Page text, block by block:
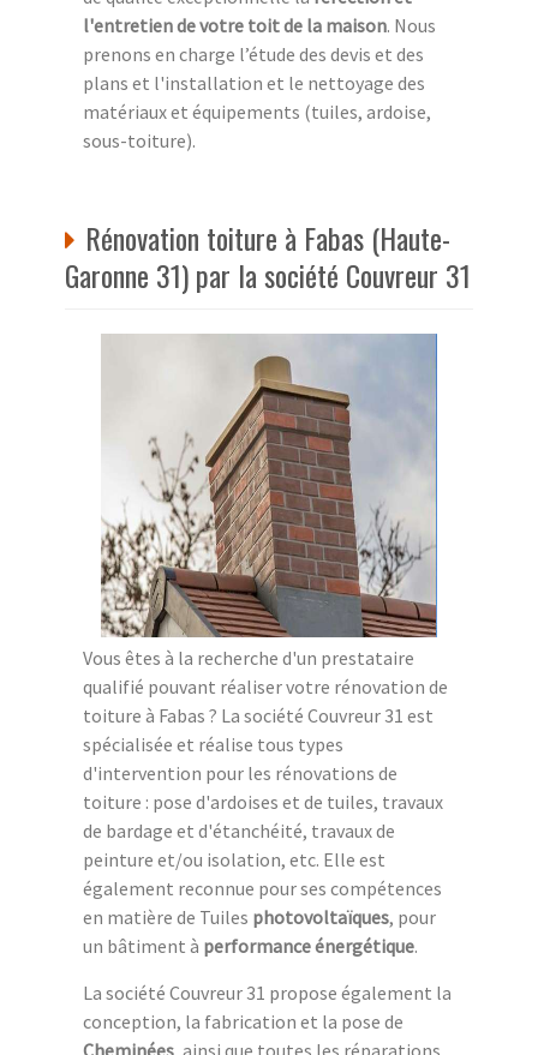
l'entretien de votre toit de la maison. Nous
prenons en charge l’étude des devis et des
plans et l'installation et le nettoyage des
matériaux et équipements (tuiles, ardoise,
sous-toiture).
Rénovation toiture à Fabas (Haute-
Garonne 31) par la société Couvreur 31
Vous êtes à la recherche d'un prestataire
qualifié pouvant réaliser votre rénovation de
toiture à Fabas ? La société Couvreur 31 est
spécialisée et réalise tous types
d'intervention pour les rénovations de
toiture : pose d'ardoises et de tuiles, travaux
de bardage et d'étanchéité, travaux de
peinture et/ou isolation, etc. Elle est
également reconnue pour ses compétences
en matière de Tuiles photovoltaïques, pour
un bâtiment à performance énergétique.
La société Couvreur 31 propose également la
conception, la fabrication et la pose de
Cheminées , ainsi que toutes les réparations